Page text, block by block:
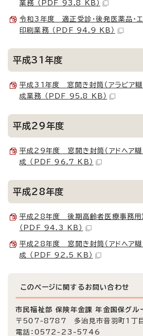
業務 （PDF 93.8 KB）
令和3年度 適正受診・後発医薬品・
印刷業務 （PDF 94.9 KB）
平成31年度
平成31年度 窓開き封筒（アラビア糊
成業務 （PDF 95.8 KB）
平成29年度
平成29年度 窓開き封筒（アドヘア糊
成 （PDF 96.7 KB）
平成28年度
平成28年度 後期高齢者医療事務用
（PDF 94.3 KB）
平成28年度 窓開き封筒（アドヘア糊
成 （PDF 92.5 KB）
このページに関する お問い合わせ
市民福祉部 保険年金課 年金国保グル
〒507-8787 多治見市音羽町1丁
電話：0572-23-5746